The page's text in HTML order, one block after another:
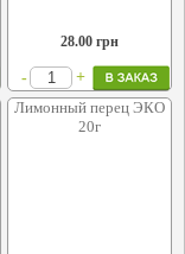
28.00 грн
-
+
Лимонный перец ЭКО
20г